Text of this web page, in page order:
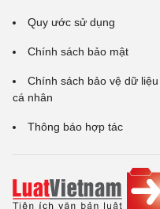
Quy ước sử dụng
Chính sách bảo mật
Chính sách bảo vệ dữ liệu
cá nhân
Thông báo hợp tác